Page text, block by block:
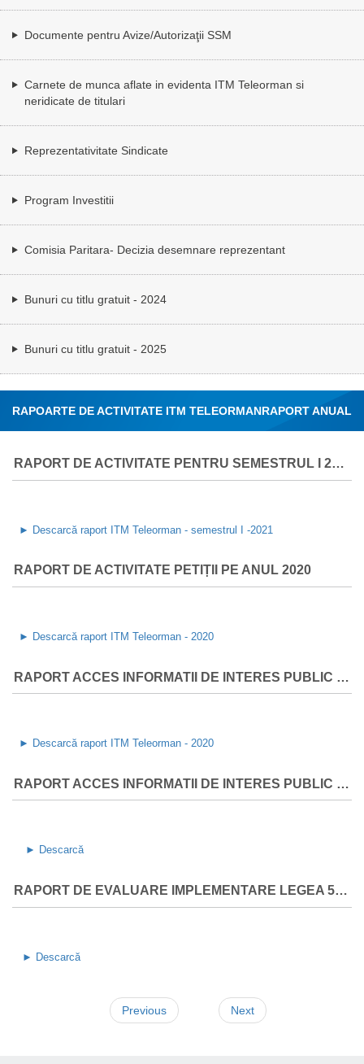
Documente pentru Avize/Autorizaţii SSM
Carnete de munca aflate in evidenta ITM Teleorman si
neridicate de titulari
Reprezentativitate Sindicate
Program Investitii
Comisia Paritara- Decizia desemnare reprezentant
Bunuri cu titlu gratuit - 2024
Bunuri cu titlu gratuit - 2025
RAPOARTE DE ACTIVITATE ITM TELEORMANRAPORT ANUAL
RAPORT DE ACTIVITATE PENTRU SEMESTRUL I 2021
► Descarcă raport ITM Teleorman - semestrul I -2021
RAPORT DE ACTIVITATE PETIȚII PE ANUL 2020
► Descarcă raport ITM Teleorman - 2020
RAPORT ACCES INFORMATII DE INTERES PUBLIC PE LEGEA 544 PE ANUL 2020
► Descarcă raport ITM Teleorman - 2020
RAPORT ACCES INFORMATII DE INTERES PUBLIC PE LEGEA 544
► Descarcă
RAPORT DE EVALUARE IMPLEMENTARE LEGEA 544 / 2019
► Descarcă
Previous Next